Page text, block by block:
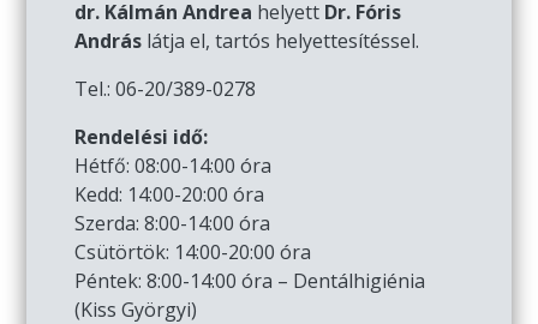
dr. Kálmán Andrea helyett Dr. Fóris
András látja el, tartós helyettesítéssel.
Tel.: 06-20/389-0278
Rendelési idő:
Hétfő: 08:00-14:00 óra
Kedd: 14:00-20:00 óra
Szerda: 8:00-14:00 óra
Csütörtök: 14:00-20:00 óra
Péntek: 8:00-14:00 óra – Dentálhigiénia
(Kiss Györgyi)